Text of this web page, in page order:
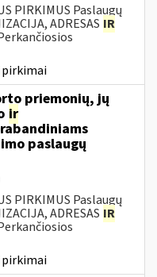
PIRKIMUS Paslaugų
ADRESAS IR
pirkimai
priemonių, jų
ir
paslaugų
PIRKIMUS Paslaugų
ADRESAS IR
pirkimai